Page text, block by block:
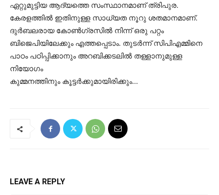
ഏറ്റുമുട്ടിയ ആദ്യത്തെ സംസ്ഥാനമാണ് ത്രിപുര.
കേരളത്തില്‍ ഇതിനുള്ള സാധ്യത നൂറു ശതമാനമാണ്.
ദുര്‍ബലരായ കോണ്‍ഗ്രസില്‍ നിന്ന് ഒരു പറ്റം
ബിജെപിയിലേക്കും എത്തപ്പെടാം. തുടര്‍ന്ന് സിപിഎമ്മിനെ
പാഠം പഠിപ്പിക്കാനും അറബിക്കടലില്‍ തള്ളാനുമുള്ള
നിയോഗം
കുമ്മനത്തിനും കൂട്ടര്‍ക്കുമായിരിക്കും…
LEAVE A REPLY